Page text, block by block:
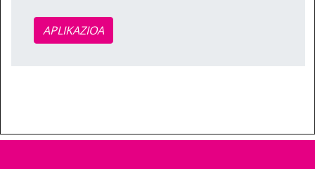
APLIKAZIOA